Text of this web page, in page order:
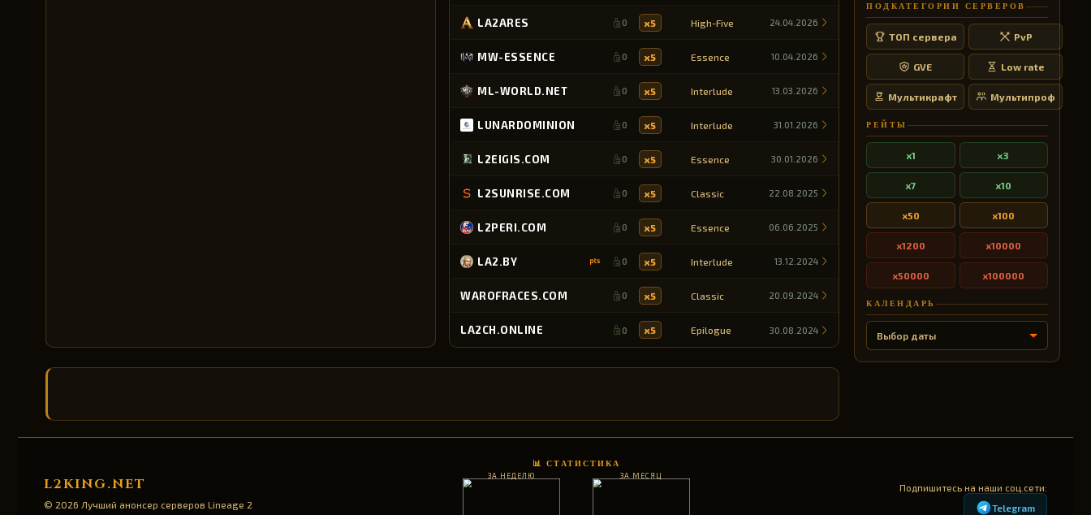
LA2ARES 0 x5 High-Five 24.04.2026
MW-ESSENCE 0 x5 Essence 10.04.2026
ML-WORLD.NET 0 x5 Interlude 13.03.2026
LUNARDOMINION 0 x5 Interlude 31.01.2026
L2EIGIS.COM 0 x5 Essence 30.01.2026
L2SUNRISE.COM 0 x5 Classic 22.08.2025
L2PERI.COM 0 x5 Essence 06.06.2025
LA2.BY 0 x5 Interlude 13.12.2024
WAROFRACES.COM 0 x5 Classic 20.09.2024
LA2CH.ONLINE 0 x5 Epilogue 30.08.2024
ПОДКАТЕГОРИИ СЕРВЕРОВ
ТОП сервера PvP
GVE Low rate
Мультикрафт Мультипроф
РЕЙТЫ
x1 x3
x7 x10
x50 x100
x1200 x10000
x50000 x100000
КАЛЕНДАРЬ
Выбор даты
L2KING.NET
© 2026 Лучший анонсер серверов Lineage 2
📊 СТАТИСТИКА
ЗА НЕДЕЛЮ ЗА МЕСЯЦ
Подпишитесь на наши соц.сети:
Telegram